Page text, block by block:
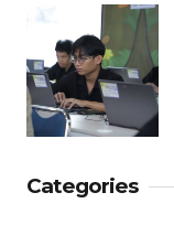
Categories